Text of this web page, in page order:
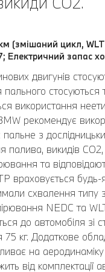
(змішаний цикл,
запас
двигунів
стосуються
використання
рекомендує
пальне з
палива, викидів
та
враховується
схвалення типу
NEDC та
до автомобіля зі
75 кг. Додаткове
на аеродинаміку
від комплектації